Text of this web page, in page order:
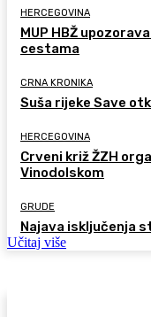
HERCEGOVINA
MUP HBŽ
cestama
CRNA KRONIKA
Suša rijeke Save
HERCEGOVINA
Crveni križ ŽZH
Vinodolskom
GRUDE
Najava isključenja
Učitaj više